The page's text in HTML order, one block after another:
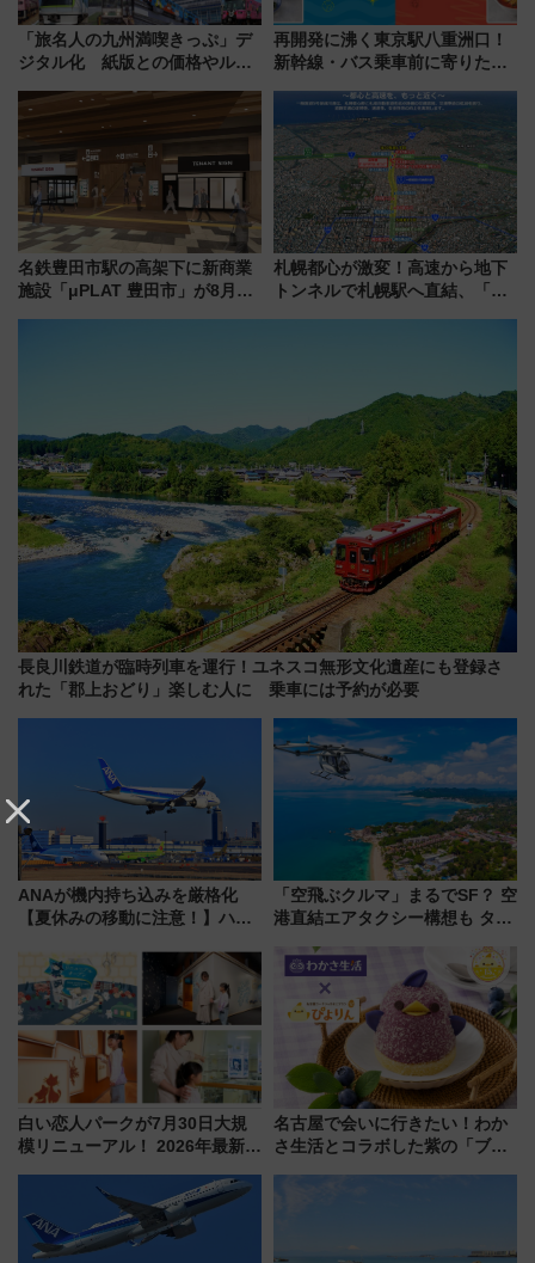
「旅名人の九州満喫きっぷ」デ
ジタル化 紙版との価格やルー
再開発に沸く東京駅八重洲口！
新幹線・バス乗車前に寄りたい
やり＆スタミナグルメ」6選【新
店舗も！】
名鉄豊田市駅の高架下に新商業
施設「μPLAT 豊田市」が8月26
札幌都心が激変！高速から地下
トンネルで札幌駅へ直結、「創
長良川鉄道が臨時列車を運行！ユネスコ無形文化遺産にも登録さ
れた「郡上おどり」楽しむ人に 乗車には予約が必要
ANAが機内持ち込みを厳格化
【夏休みの移動に注意！】ハン
「身の回り品」新サイズ制限
(40×30×20cm)おさらい
「空飛ぶクルマ」まるでSF？ 空
港直結エアタクシー構想も タイ
白い恋人パークが7月30日大規
模リニューアル！ 2026年最新の
と料金・アクセスを徹底解説
（札幌市）
名古屋で会いに行きたい！わか
さ生活とコラボした紫の「ブル
売